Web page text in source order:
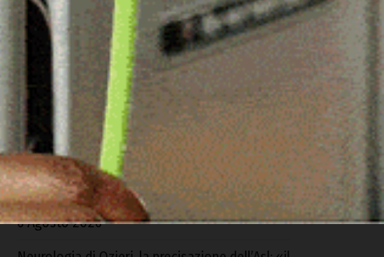
Calangianus ospita il “Forum della filiera
bovina”
6 Agosto 2026
Il sindaco di Calangianus chiede la chiusura del
centro di prima accoglienza: «Situazione non
più tollerabile»,
6 Agosto 2026
Dalla Regione 4,6 milioni per Ozieri: «Ora la
maggioranza si dimostri all’altezza di saper
gestire queste risorse»
6 Agosto 2026